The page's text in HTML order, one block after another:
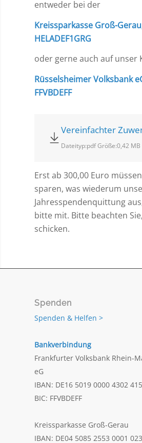
entweder bei der
Kreissparkasse Groß-
HELADEF1GRG
oder gerne auch auf unser
Rüsselsheimer Volksbank
FFVBDEFF
Vereinfachter
Dateityp:pdf Größe:0,42 MB
Erst ab 300,00 Euro
sparen, was wiederum
Jahresspendenquittung
bitte mit. Bitte beachten
schicken.
Spenden
Spenden & Helfen >
Bankverbindung
Frankfurter Volksbank Rhein-
eG
IBAN: DE16 5019 0000 4302
BIC: FFVBDEFF
Kreissparkasse Groß-Gerau
IBAN: DE04 5085 2553 0001